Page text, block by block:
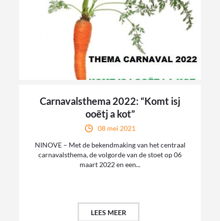
Carnavalsthema 2022: “Komt isj
ooëtj a kot”
08 mei 2021
NINOVE – Met de bekendmaking van het centraal
carnavalsthema, de volgorde van de stoet op 06
maart 2022 en een...
LEES MEER